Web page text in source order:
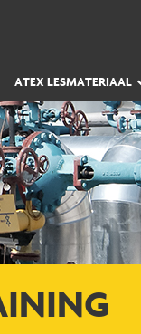
ATEX LESMATERIAAL